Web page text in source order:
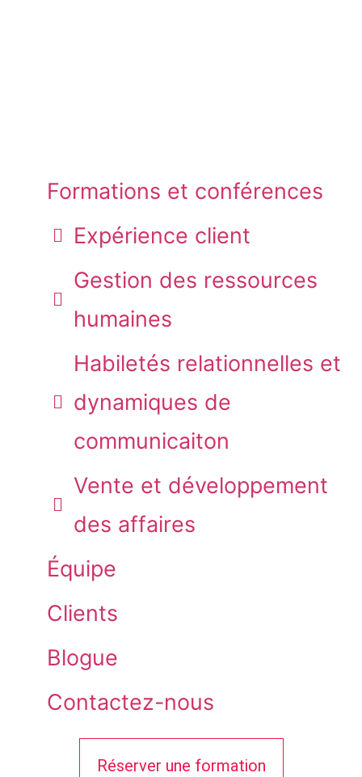
Formations et conférences
Expérience client
Gestion des ressources
humaines
Habiletés relationnelles et
dynamiques de
communicaiton
Vente et développement
des affaires
Équipe
Clients
Blogue
Contactez-nous
Réserver une formation